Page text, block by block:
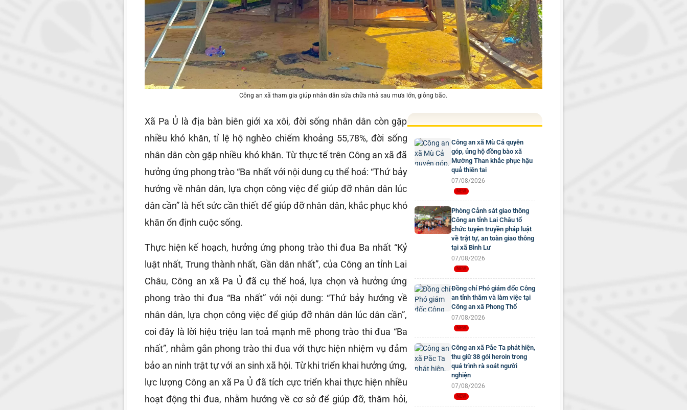
Công an xã tham gia giúp nhân dân sửa chữa nhà sau mưa lớn, giông bão.
Xã Pa Ủ là địa bàn biên giới xa xôi, đời sống nhân dân còn gặp
nhiều khó khăn, tỉ lệ hộ nghèo chiếm khoảng 55,78%, đời sống
nhân dân còn gặp nhiều khó khăn. Từ thực tế trên Công an xã đã
hưởng ứng phong trào “Ba nhất với nội dung cụ thể hoá: “Thứ bảy
hướng về nhân dân, lựa chọn công việc để giúp đỡ nhân dân lúc
dân cần” là hết sức cần thiết để giúp đỡ nhân dân, khắc phục khó
khăn ổn định cuộc sống.
Thực hiện kế hoạch, hưởng ứng phong trào thi đua Ba nhất “Kỷ
luật nhất, Trung thành nhất, Gần dân nhất”, của Công an tỉnh Lai
Châu, Công an xã Pa Ủ đã cụ thể hoá, lựa chọn và hưởng ứng
phong trào thi đua “Ba nhất” với nội dung: “Thứ bảy hướng về
nhân dân, lựa chọn công việc để giúp đỡ nhân dân lúc dân cần”,
coi đây là lời hiệu triệu lan toả mạnh mẽ phong trào thi đua “Ba
nhất”, nhằm gắn phong trào thi đua với thực hiện nhiệm vụ đảm
bảo an ninh trật tự với an sinh xã hội. Từ khi triển khai hưởng ứng,
lực lượng Công an xã Pa Ủ đã tích cực triển khai thực hiện nhiều
hoạt động thi đua, nhằm hướng về cơ sở để giúp đỡ, thăm hỏi,
Công an xã Mù Cả quyên
góp, ủng hộ đồng bào xã
Mường Than khắc phục hậu
quả thiên tai
07/08/2026
Phòng Cảnh sát giao thông
Công an tỉnh Lai Châu tổ
chức tuyên truyền pháp luật
về trật tự, an toàn giao thông
tại xã Bình Lư
07/08/2026
Đồng chí Phó giám đốc Công
an tỉnh thăm và làm việc tại
Công an xã Phong Thổ
07/08/2026
Công an xã Pắc Ta phát hiện,
thu giữ 38 gói heroin trong
quá trình rà soát người
nghiện
07/08/2026